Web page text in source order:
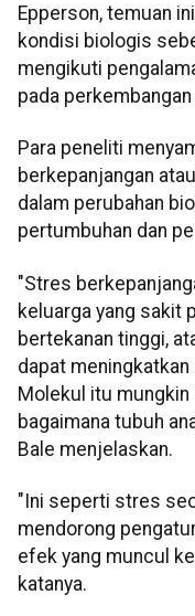
Epperson, temuan
kondisi biologis
mengikuti
pada
Para peneliti
berkepanjangan
dalam perubahan
pertumbuhan dan
"Stres
keluarga yang sakit
bertekanan tinggi,
dapat
Molekul itu
bagaimana tubuh
Bale menjelaskan.
"Ini seperti stres
mendorong
efek yang muncul
katanya.